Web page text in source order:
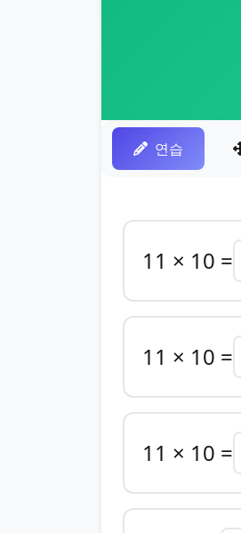
연습
11 × 10 =
11 × 10 =
11 × 10 =